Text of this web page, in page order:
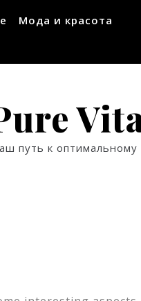
Мода и красота
путь к